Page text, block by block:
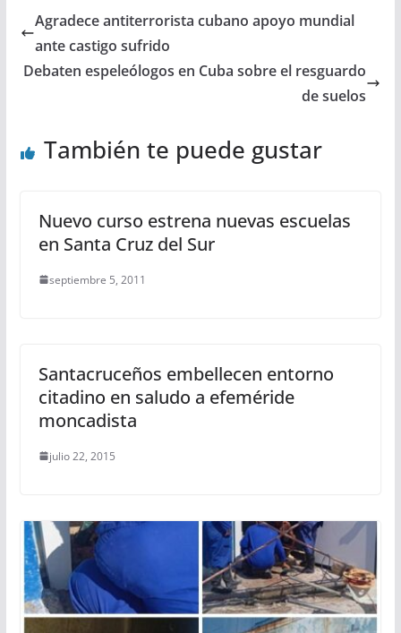
Agradece antiterrorista cubano apoyo mundial
ante castigo sufrido
Debaten espeleólogos en Cuba sobre el resguardo
de suelos
También te puede gustar
Nuevo curso estrena nuevas escuelas
en Santa Cruz del Sur
septiembre 5, 2011
Santacruceños embellecen entorno
citadino en saludo a efeméride
moncadista
julio 22, 2015